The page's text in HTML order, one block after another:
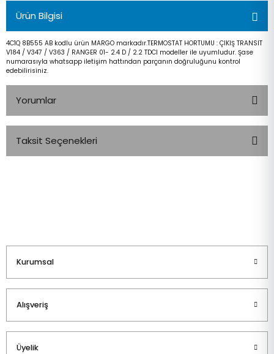
Ürün Bilgisi
4C1Q 8B555 AB kodlu ürün MARGO markadır.TERMOSTAT HORTUMU : ÇIKIŞ TRANSIT
V184 / V347 / V363 / RANGER 01- 2.4 D / 2.2 TDCI modeller ile uyumludur. Şase
numarasıyla whatsapp iletişim hattından parçanın doğruluğunu kontrol
edebilirisiniz.
Yorumlar
Taksit Seçenekleri
Kurumsal
Alışveriş
Üyelik